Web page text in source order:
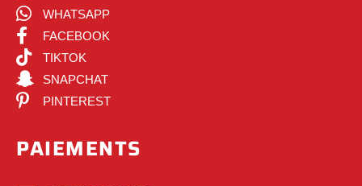
WHATSAPP
FACEBOOK
TIKTOK
SNAPCHAT
PINTEREST
PAIEMENTS